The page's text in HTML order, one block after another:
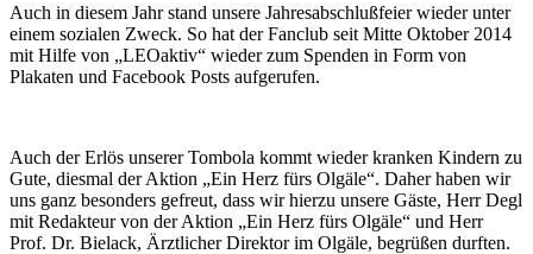
Auch in diesem Jahr stand unsere Jahresabschlußfeier wieder unter
einem sozialen Zweck. So hat der Fanclub seit Mitte Oktober 2014
mit Hilfe von „LEOaktiv“ wieder zum Spenden in Form von
Plakaten und Facebook Posts aufgerufen.
Auch der Erlös unserer Tombola kommt wieder kranken Kindern zu
Gute, diesmal der Aktion „Ein Herz fürs Olgäle“. Daher haben wir
uns ganz besonders gefreut, dass wir hierzu unsere Gäste, Herr Degl
mit Redakteur von der Aktion „Ein Herz fürs Olgäle“ und Herr
Prof. Dr. Bielack, Ärztlicher Direktor im Olgäle, begrüßen durften.